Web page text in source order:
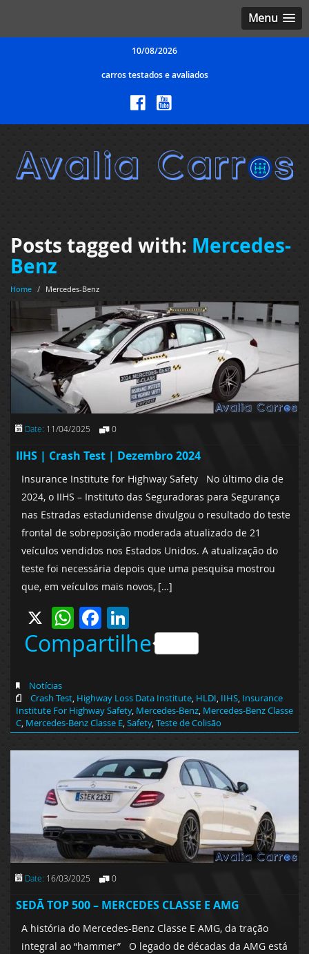
Menu
10/08/2026
carros testados e avaliados
Posts tagged with: Mercedes-
Benz
Home / Mercedes-Benz
Date: 11/04/2025 0
IIHS | Crash Test | Dezembro 2024
Insurance Institute for Highway Safety No último dia de
2024, o IIHS – Instituto das Seguradoras para Segurança
nas Estradas estadunidense divulgou o resultado do teste
frontal de sobreposição moderada atualizado de 21
veículos vendidos nos Estados Unidos. A atualização do
teste foi necessária depois que uma pesquisa mostrou
que, em veículos mais novos, […]
X WhatsApp
Facebook
Compartilhe
Notícias
Crash Test, Highway Loss Data Institute, HLDI, IIHS, Insurance
Institute For Highway Safety, Mercedes-Benz, Mercedes-Benz Classe
C, Mercedes-Benz Classe E,Safety,Teste de Colisão
Date: 16/03/2025 0
SEDÃ TOP 500 – MERCEDES CLASSE E AMG
A história do Mercedes-Benz Classe E AMG, da tração
integral ao “hammer” O legado de décadas da AMG está